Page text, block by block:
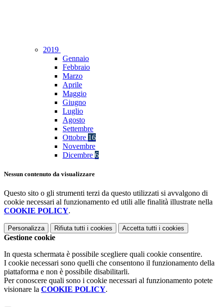
2019
Gennaio
Febbraio
Marzo
Aprile
Maggio
Giugno
Luglio
Agosto
Settembre
Ottobre 16
Novembre
Dicembre 6
Nessun contenuto da visualizzare
Questo sito o gli strumenti terzi da questo utilizzati si avvalgono di
cookie necessari al funzionamento ed utili alle finalità illustrate nella
COOKIE POLICY.
Personalizza Rifiuta tutti i cookies Accetta tutti i cookies
Gestione cookie
In questa schermata è possibile scegliere quali cookie consentire.
I cookie necessari sono quelli che consentono il funzionamento della
piattaforma e non è possibile disabilitarli.
Per conoscere quali sono i cookie necessari al funzionamento potete
visionare la COOKIE POLICY.